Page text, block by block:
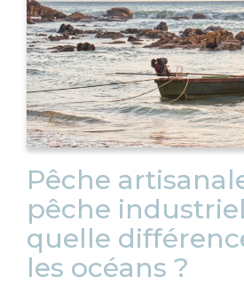
Pêche
pêche
quelle
les océans ?